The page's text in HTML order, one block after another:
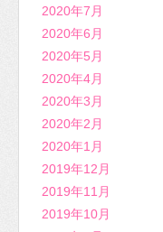
2020年7月
2020年6月
2020年5月
2020年4月
2020年3月
2020年2月
2020年1月
2019年12月
2019年11月
2019年10月